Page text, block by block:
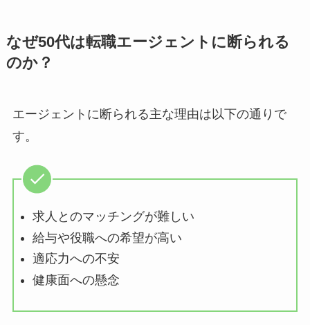
なぜ50代は転職エージェントに断られる
のか？
エージェントに断られる主な理由は以下の通りで
す。
求人とのマッチングが難しい
給与や役職への希望が高い
適応力への不安
健康面への懸念